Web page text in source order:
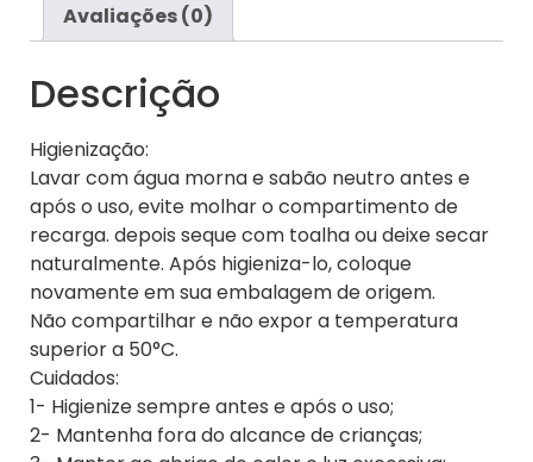
Avaliações (0)
Descrição
Higienização:
Lavar com água morna e sabão neutro antes e
após o uso, evite molhar o compartimento de
recarga. depois seque com toalha ou deixe secar
naturalmente. Após higieniza-lo, coloque
novamente em sua embalagem de origem.
Não compartilhar e não expor a temperatura
superior a 50°C.
Cuidados:
1- Higienize sempre antes e após o uso;
2- Mantenha fora do alcance de crianças;